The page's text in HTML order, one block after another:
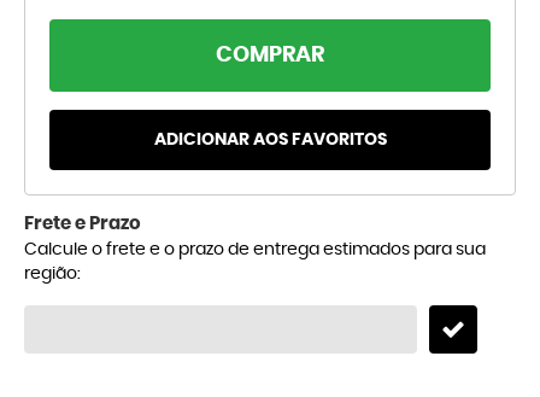
COMPRAR
ADICIONAR AOS FAVORITOS
Frete e Prazo
Calcule o frete e o prazo de entrega estimados para sua
região: